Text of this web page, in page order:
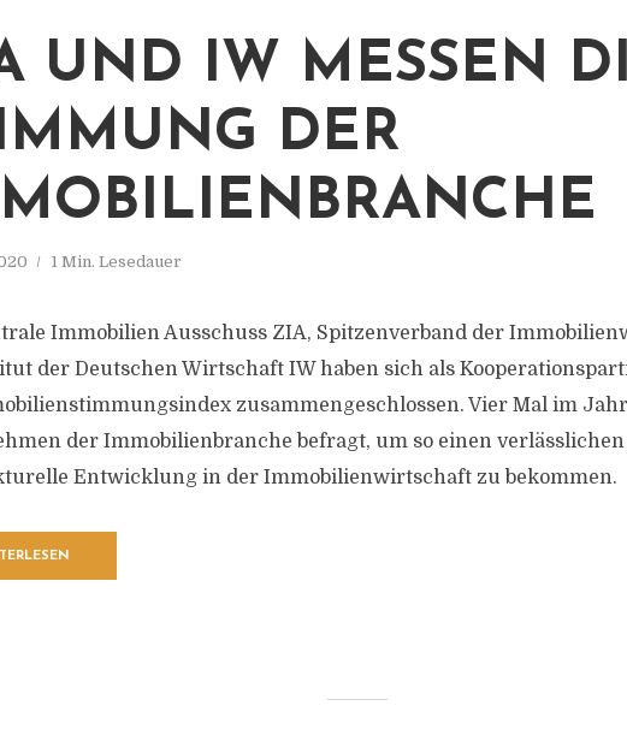
UND IW MESSEN
DER
1 Min. Lesedauer
Immobilien Ausschuss ZIA, Spitzenverband der
der Deutschen Wirtschaft IW haben sich als
zusammengeschlossen. Vier Mal im
der Immobilienbranche befragt, um so einen
Entwicklung in der Immobilienwirtschaft zu bekommen.